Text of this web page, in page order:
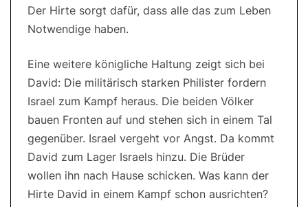
Der Hirte sorgt dafür, dass alle das zum Leben
Notwendige haben.
Eine weitere königliche Haltung zeigt sich bei
David: Die militärisch starken Philister fordern
Israel zum Kampf heraus. Die beiden Völker
bauen Fronten auf und stehen sich in einem Tal
gegenüber. Israel vergeht vor Angst. Da kommt
David zum Lager Israels hinzu. Die Brüder
wollen ihn nach Hause schicken. Was kann der
Hirte David in einem Kampf schon ausrichten?